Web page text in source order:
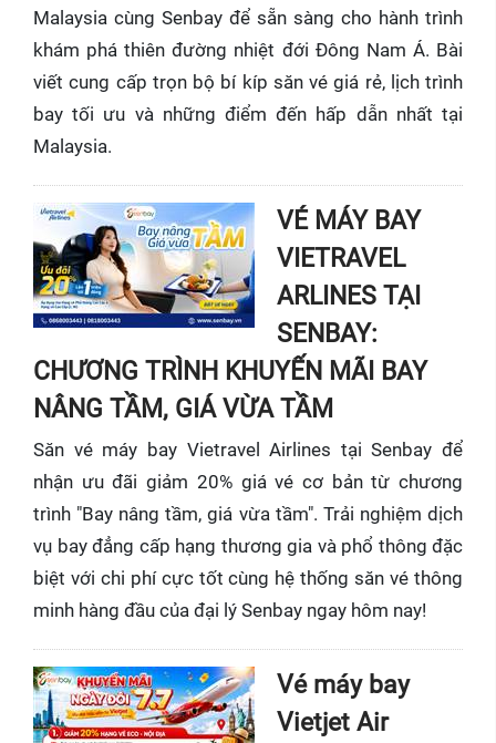
Malaysia cùng Senbay để sẵn sàng cho hành trình
khám phá thiên đường nhiệt đới Đông Nam Á. Bài
viết cung cấp trọn bộ bí kíp săn vé giá rẻ, lịch trình
bay tối ưu và những điểm đến hấp dẫn nhất tại
Malaysia.
VÉ MÁY BAY
VIETRAVEL
ARLINES TẠI
SENBAY:
CHƯƠNG TRÌNH KHUYẾN MÃI BAY
NÂNG TẦM, GIÁ VỪA TẦM
Săn vé máy bay Vietravel Airlines tại Senbay để
nhận ưu đãi giảm 20% giá vé cơ bản từ chương
trình "Bay nâng tầm, giá vừa tầm". Trải nghiệm dịch
vụ bay đẳng cấp hạng thương gia và phổ thông đặc
biệt với chi phí cực tốt cùng hệ thống săn vé thông
minh hàng đầu của đại lý Senbay ngay hôm nay!
Vé máy bay
Vietjet Air